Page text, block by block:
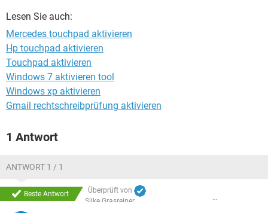
Lesen Sie auch:
Mercedes touchpad aktivieren
Hp touchpad aktivieren
Touchpad aktivieren
Windows 7 aktivieren tool
Windows xp aktivieren
Gmail rechtschreibprüfung aktivieren
1 Antwort
ANTWORT 1 / 1
Beste Antwort
Überprüft von
Silke Grasreiner